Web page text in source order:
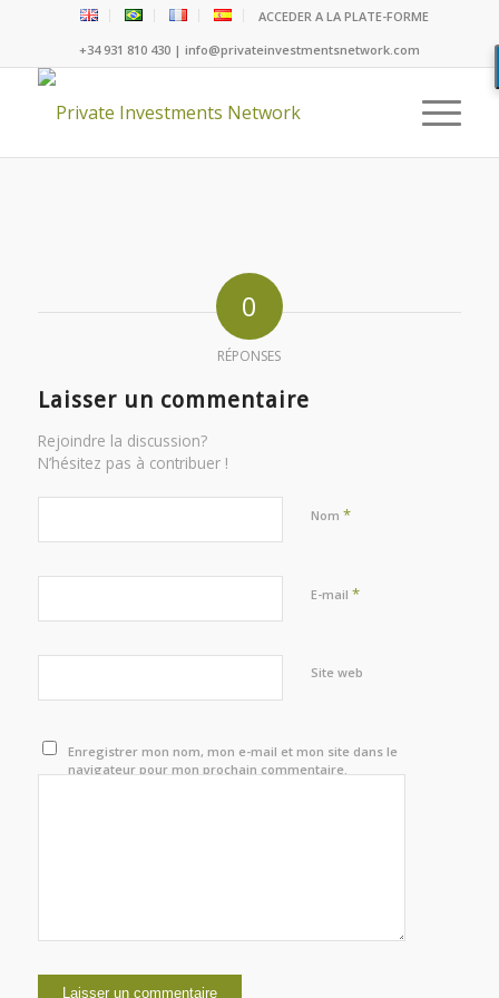
ACCEDER A LA PLATE-FORME
+34 931 810 430 | info@privateinvestmentsnetwork.com
0
RÉPONSES
Laisser un commentaire
Rejoindre la discussion?
N’hésitez pas à contribuer !
Nom *
E-mail *
Site web
Enregistrer mon nom, mon e-mail et mon site dans le
navigateur pour mon prochain commentaire.